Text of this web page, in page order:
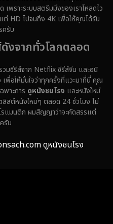
(228)
(336)
(14)
เพราะระบบสตรีมมิ่งของเราโหลดไว
ต่ HD ไปจนถึง 4K เพื่อให้คุณได้รับ
ครับ
งจากทั่วโลกตลอด
มซีรีส์จาก Netflix ซีรีส์จีน และอนิ
เพื่อให้มั่นใจว่าทุกครั้งที่แวะมาที่นี่ คุณ
พาะการ ดูหนังชนโรง และหนังใหม่
สต์หนังใหม่ๆ ตลอด 24 ชั่วโมง ไม่
รแมนติก ผมสัญญาว่าจะคัดสรรแต่
รับ
ดูหนังชนโรง